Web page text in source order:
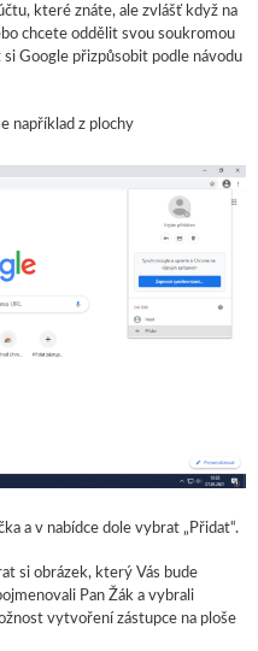
které znáte, ale zvlášť když na
chcete oddělit svou soukromou
Google přizpůsobit podle návodu
například z plochy
a v nabídce dole vybrat „Přidat“.
si obrázek, který Vás bude
Pan Žák a vybrali
vytvoření zástupce na ploše